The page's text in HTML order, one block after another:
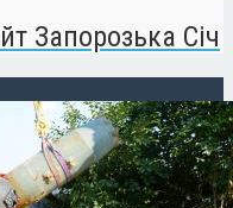
Запорозька Січ